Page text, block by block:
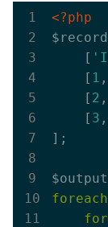
<?php
    [
    [
1 ,
    [
2 ,
    [
3 ,
];
foreach